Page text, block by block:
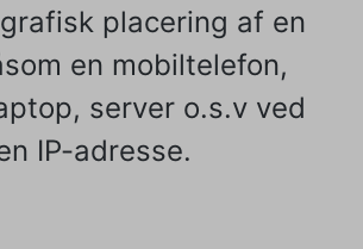
placering af en
en mobiltelefon,
server o.s.v ved
IP-adresse.